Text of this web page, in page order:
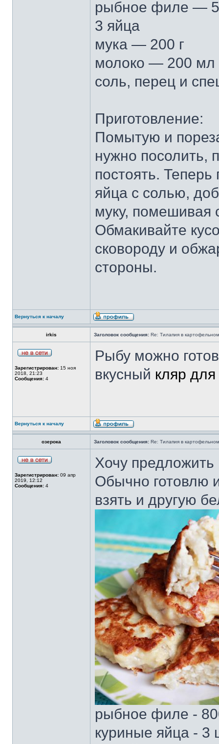
рыбное филе —
3 яйца
мука — 200 г
молоко — 200 мл
соль, перец и
Приготовление:
Помытую и
нужно посолить,
постоять.
яйца с солью,
муку, помешивая
Обмакивайте
сковороду и
стороны.
Вернуться к началу
irkis Заголовок сообщения: Re: Тилапия в
Зарегистрирован: 15 ноя
2018, 21:23
Сообщения: 4
Рыбу можно
вкусный кляр
Вернуться к началу
озерока Заголовок сообщения: Re: Тилапия в
Зарегистрирован: 09 апр
2019, 12:12
Сообщения: 4
Хочу
Обычно готовлю
взять и другую
рыбное филе -
куриные яйца - 3